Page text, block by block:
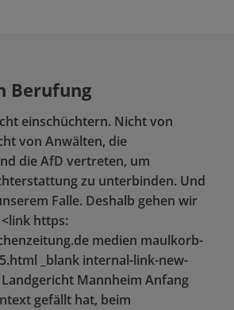
Berufung
einschüchtern. Nicht von
von Anwälten, die
die AfD vertreten, um
zu unterbinden. Und
Falle. Deshalb gehen wir
https:
medien maulkorb-
_blank internal-link-new-
Mannheim Anfang
gefällt hat, beim